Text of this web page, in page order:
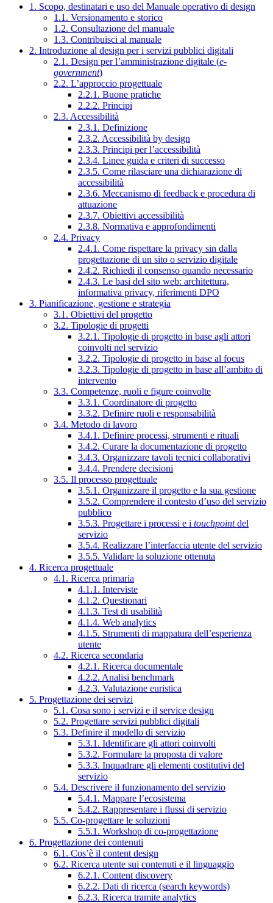
1. Scopo, destinatari e uso del Manuale operativo di design
1.1. Versionamento e storico
1.2. Consultazione del manuale
1.3. Contribuisci al manuale
2. Introduzione al design per i servizi pubblici digitali
2.1. Design per l’amministrazione digitale (e-
government)
2.2. L’approccio progettuale
2.2.1. Buone pratiche
2.2.2. Principi
2.3. Accessibilità
2.3.1. Definizione
2.3.2. Accessibilità by design
2.3.3. Principi per l’accessibilità
2.3.4. Linee guida e criteri di successo
2.3.5. Come rilasciare una dichiarazione di
accessibilità
2.3.6. Meccanismo di feedback e procedura di
attuazione
2.3.7. Obiettivi accessibilità
2.3.8. Normativa e approfondimenti
2.4. Privacy
2.4.1. Come rispettare la privacy sin dalla
progettazione di un sito o servizio digitale
2.4.2. Richiedi il consenso quando necessario
2.4.3. Le basi del sito web: architettura,
informativa privacy, riferimenti DPO
3. Pianificazione, gestione e strategia
3.1. Obiettivi del progetto
3.2. Tipologie di progetti
3.2.1. Tipologie di progetto in base agli attori
coinvolti nel servizio
3.2.2. Tipologie di progetto in base al focus
3.2.3. Tipologie di progetto in base all’ambito di
intervento
3.3. Competenze, ruoli e figure coinvolte
3.3.1. Coordinatore di progetto
3.3.2. Definire ruoli e responsabilità
3.4. Metodo di lavoro
3.4.1. Definire processi, strumenti e rituali
3.4.2. Curare la documentazione di progetto
3.4.3. Organizzare tavoli tecnici collaborativi
3.4.4. Prendere decisioni
3.5. Il processo progettuale
3.5.1. Organizzare il progetto e la sua gestione
3.5.2. Comprendere il contesto d’uso del servizio
pubblico
3.5.3. Progettare i processi e i touchpointdel
servizio
3.5.4. Realizzare l’interfaccia utente del servizio
3.5.5. Validare la soluzione ottenuta
4. Ricerca progettuale
4.1. Ricerca primaria
4.1.1. Interviste
4.1.2. Questionari
4.1.3. Test di usabilità
4.1.4. Web analytics
4.1.5. Strumenti di mappatura dell’esperienza
utente
4.2. Ricerca secondaria
4.2.1. Ricerca documentale
4.2.2. Analisi benchmark
4.2.3. Valutazione euristica
5. Progettazione dei servizi
5.1. Cosa sono i servizi e il service design
5.2. Progettare servizi pubblici digitali
5.3. Definire il modello di servizio
5.3.1. Identificare gli attori coinvolti
5.3.2. Formulare la proposta di valore
5.3.3. Inquadrare gli elementi costitutivi del
servizio
5.4. Descrivere il funzionamento del servizio
5.4.1. Mappare l’ecosistema
5.4.2. Rappresentare i flussi di servizio
5.5. Co-progettare le soluzioni
5.5.1. Workshop di co-progettazione
6. Progettazione dei contenuti
6.1. Cos’è il content design
6.2. Ricerca utente sui contenuti e il linguaggio
6.2.1. Content discovery
6.2.2. Dati di ricerca (search keywords)
6.2.3. Ricerca tramite analytics